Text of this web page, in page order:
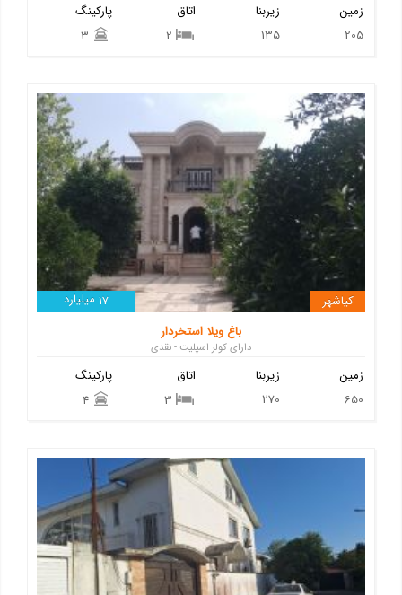
پارکینگ
اتاق
2
زیربنا
135
زمین
205
17 میلیارد
کیاشهر
باغ ویلا استخردار
دارای کولر اسپلیت - نقدی
پارکینگ
اتاق
3
زیربنا
270
زمین
650